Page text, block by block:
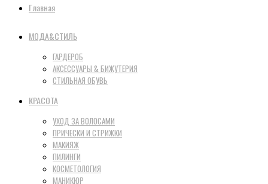
Главная
МОДА&СТИЛЬ
ГАРДЕРОБ
АКСЕССУАРЫ & БИЖУТЕРИЯ
СТИЛЬНАЯ ОБУВЬ
КРАСОТА
УХОД ЗА ВОЛОСАМИ
ПРИЧЕСКИ И СТРИЖКИ
МАКИЯЖ
ПИЛИНГИ
КОСМЕТОЛОГИЯ
МАНИКЮР